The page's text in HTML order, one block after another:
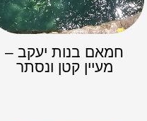
חמאם בנות יעקב –
מעיין קטן ונסתר​